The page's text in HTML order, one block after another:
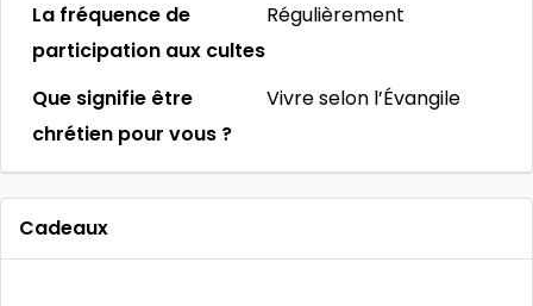
La fréquence de
participation aux cultes
Régulièrement
Que signifie être
chrétien pour vous ?
Vivre selon l’Évangile
Cadeaux